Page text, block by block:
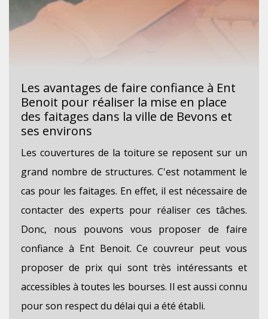
Les avantages de faire confiance à Ent
Benoit pour réaliser la mise en place
des faitages dans la ville de Bevons et
ses environs
Les couvertures de la toiture se reposent sur un
grand nombre de structures. C'est notamment le
cas pour les faitages. En effet, il est nécessaire de
contacter des experts pour réaliser ces tâches.
Donc, nous pouvons vous proposer de faire
confiance à Ent Benoit. Ce couvreur peut vous
proposer de prix qui sont très intéressants et
accessibles à toutes les bourses. Il est aussi connu
pour son respect du délai qui a été établi.